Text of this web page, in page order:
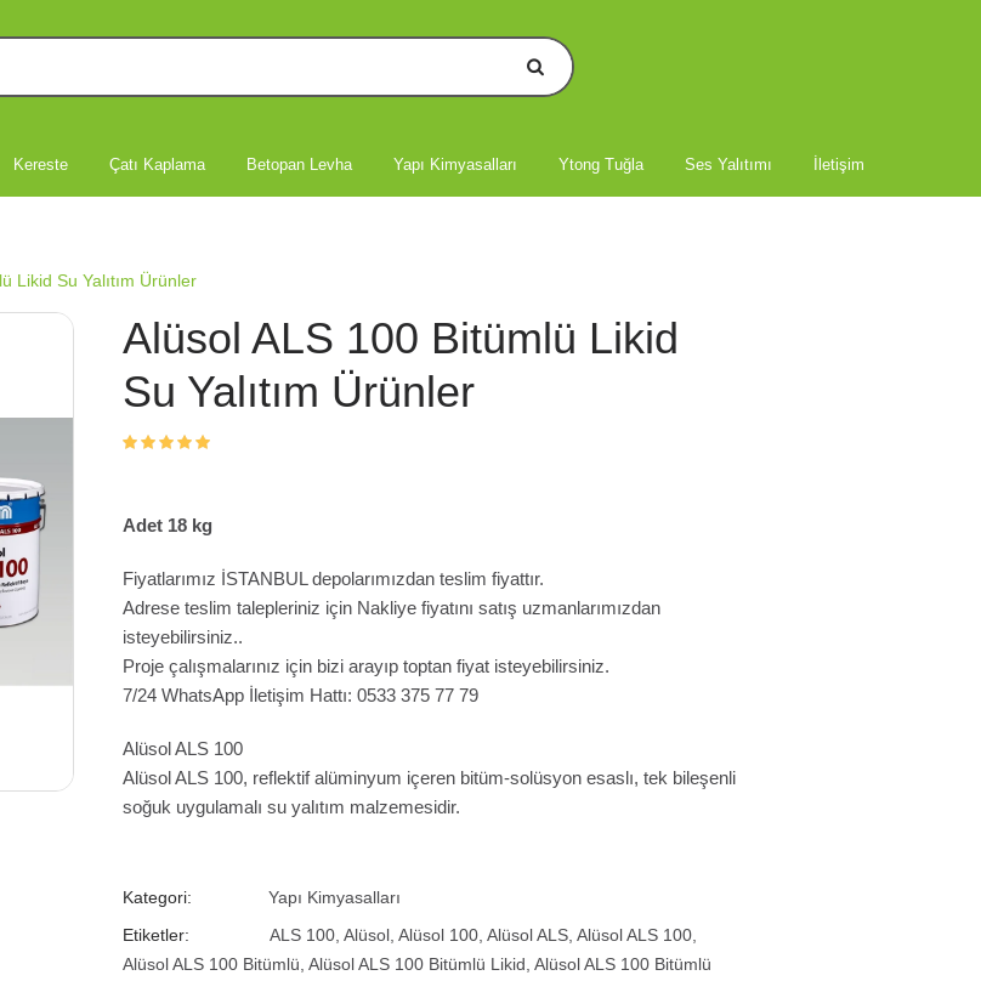
Kereste Çatı Kaplama Betopan Levha Yapı Kimyasalları Ytong Tuğla Ses Yalıtımı İletişim
Likid Su Yalıtım Ürünler
Alüsol ALS 100 Bitümlü Likid
Su Yalıtım Ürünler
Adet 18 kg
Fiyatlarımız İSTANBUL depolarımızdan teslim fiyattır.
Adrese teslim talepleriniz için Nakliye fiyatını satış uzmanlarımızdan
isteyebilirsiniz..
Proje çalışmalarınız için bizi arayıp toptan fiyat isteyebilirsiniz.
7/24 WhatsApp İletişim Hattı: 0533 375 77 79
Alüsol ALS 100
Alüsol ALS 100, reflektif alüminyum içeren bitüm-solüsyon esaslı, tek bileşenli
soğuk uygulamalı su yalıtım malzemesidir.
Kategori:
Yapı Kimyasalları
Etiketler:
ALS 100, Alüsol, Alüsol 100, Alüsol ALS, Alüsol ALS 100,
Alüsol ALS 100 Bitümlü Alüsol ALS 100 Bitümlü Likid Alüsol ALS 100 Bitümlü